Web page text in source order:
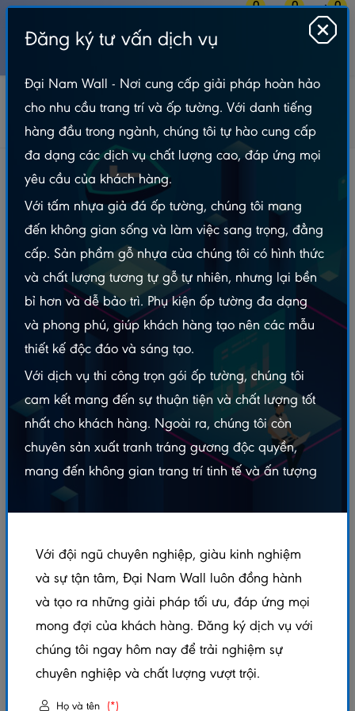
0 0 0
Bản Tin Tấm Nhựa Giả Đá
Khắc Tinh Của Tường Ẩm Mốc - Giải Pháp Cải Tạo Vĩnh Viễn Không
Cần Sơn Lại
Khắc Tinh Của Tường Ẩm Mốc - Giải Pháp Cải
Tạo Vĩnh Viễn Không Cần Sơn Lại
Xem nhanh
1. Tại Sao Tường Nhà Bạn Cứ Sơn Lại Là Bong?
2. Tấm Nhựa Giả Đá: "Lá Chắn" Cách Ly Nước Tuyệt Đối
3. Kỹ Thuật Thi Công Trên Tường Ẩm: "Bí Mật" Của Đại
Nam Wall
Cấp độ 1: Tường ẩm nhẹ, chỉ bị mốc bề mặt
Cấp độ 2: Tường thấm nặng, "toát mồ hôi", bong
vữa (Giải pháp khung xương)
4. Bảng So Sánh Hiệu Quả Kinh Tế: Sơn Lại vs. Ốp Nhựa
5. Ứng Dụng Thực Tế: Những Vị Trí "Nhạy Cảm" Nhất
6. Cam Kết Từ Đại Nam Wall - Chuyên Gia Xử Lý Tường
KẾT LUẬN
1. Tại Sao Tường Nhà Bạn Cứ Sơn Lại Là Bong?
Trước khi đi vào giải pháp, hãy hiểu rõ nguyên nhân.
Tường bị ẩm mốc, bong tróc (đặc biệt là chân tường)
thường do 2 lý do chính:
Thấm ngược:Nước từ nền đất ngấm lên chân
Đăng ký tư vấn dịch vụ
Đại Nam Wall - Nơi cung cấp giải pháp hoàn hảo
cho nhu cầu trang trí và ốp tường. Với danh tiếng
hàng đầu trong ngành, chúng tôi tự hào cung cấp
đa dạng các dịch vụ chất lượng cao, đáp ứng mọi
yêu cầu của khách hàng.
Với tấm nhựa giả đá ốp tường, chúng tôi mang
đến không gian sống và làm việc sang trọng, đẳng
cấp. Sản phẩm gỗ nhựa của chúng tôi có hình thức
và chất lượng tương tự gỗ tự nhiên, nhưng lại bền
bỉ hơn và dễ bảo trì. Phụ kiện ốp tường đa dạng
và phong phú, giúp khách hàng tạo nên các mẫu
thiết kế độc đáo và sáng tạo.
Với dịch vụ thi công trọn gói ốp tường, chúng tôi
cam kết mang đến sự thuận tiện và chất lượng tốt
nhất cho khách hàng. Ngoài ra, chúng tôi còn
chuyên sản xuất tranh tráng gương độc quyền,
mang đến không gian trang trí tinh tế và ấn tượng
Với đội ngũ chuyên nghiệp, giàu kinh nghiệm
và sự tận tâm, Đại Nam Wall luôn đồng hành
và tạo ra những giải pháp tối ưu, đáp ứng mọi
mong đợi của khách hàng. Đăng ký dịch vụ với
chúng tôi ngay hôm nay để trải nghiệm sự
chuyên nghiệp và chất lượng vượt trội.
Họ và tên (*)